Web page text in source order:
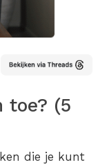
toe? (5
die je kunt